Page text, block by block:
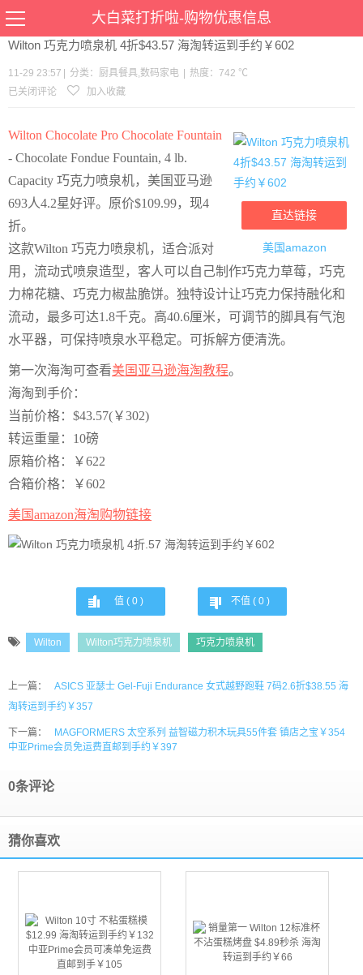
大白菜打折啦-购物优惠信息
当前位置： 优惠>厨具餐具数码家电>文章详情
Wilton 巧克力喷泉机 4折$43.57 海淘转运到手约￥602
11-29 23:57 分类： 厨具餐具,数码家电
热度：742 ℃
已关闭评论
加入收藏
直达链接
美国amazon
Wilton Chocolate Pro Chocolate Fountain
- Chocolate Fondue Fountain, 4 lb.
Capacity 巧克力喷泉机，美国亚马逊
693人4.2星好评。原价$109.99，现4
折。
这款Wilton 巧克力喷泉机，适合派对
用，流动式喷泉造型，客人可以自己制作巧克力草莓，巧克
力棉花糖、巧克力椒盐脆饼。独特设计让巧克力保持融化和
流动，最多可达1.8千克。高40.6厘米，可调节的脚具有气泡
水平器，可保持喷泉水平稳定。可拆解方便清洗。
第一次海淘可查看美国亚马逊海淘教程。
海淘到手价：
当前价格：$43.57(￥302)
转运重量：10磅
原箱价格：￥622
合箱价格：￥602
美国amazon海淘购物链接
值 ( 0 ) 不值 ( 0 )
Wilton Wilton巧克力喷泉机 巧克力喷泉机
上一篇：
ASICS 亚瑟士 Gel-Fuji Endurance 女式越野跑鞋 7码2.6折$38.55 海
淘转运到手约￥357
下一篇：
MAGFORMERS 太空系列 益智磁力积木玩具55件套 镇店之宝￥354
中亚Prime会员免运费直邮到手约￥397
0条评论
猜你喜欢